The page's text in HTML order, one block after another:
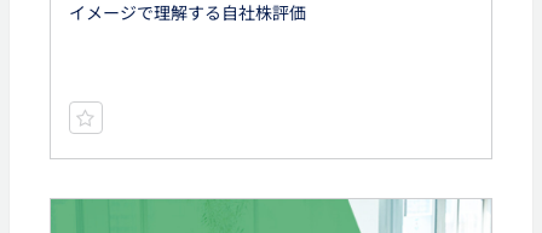
イメージで理解する自社株評価